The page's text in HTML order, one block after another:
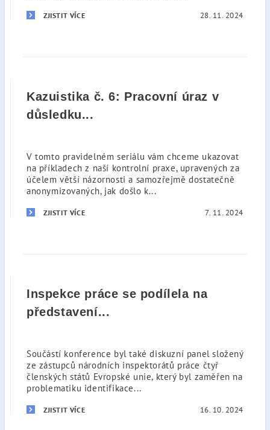
ZJISTIT VÍCE 28. 11. 2024
Kazuistika č. 6: Pracovní úraz v
důsledku...
V tomto pravidelném seriálu vám chceme ukazovat
na příkladech z naší kontrolní praxe, upravených za
účelem větší názornosti a samozřejmě dostatečně
anonymizovaných, jak došlo k...
ZJISTIT VÍCE 7. 11. 2024
Inspekce práce se podílela na
představení...
Součástí konference byl také diskuzní panel složený
ze zástupců národních inspektorátů práce čtyř
členských států Evropské unie, který byl zaměřen na
problematiku identifikace...
ZJISTIT VÍCE 16. 10. 2024